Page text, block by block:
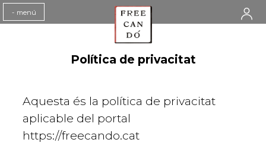
Toggle
navigation
- menú
Política de privacitat
Aquesta és la política de privacitat
aplicable del portal
https://freecando.cat